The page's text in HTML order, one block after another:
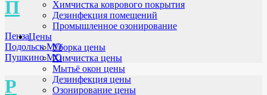
П
Пенза
Подольск МО
Пушкино МО
Р
Химчистка коврового покрытия
Дезинфекция помещений
Промышленное озонирование
Цены
Уборка цены
Химчистка цены
Мытьё окон цены
Дезинфекция цены
Озонирование цены